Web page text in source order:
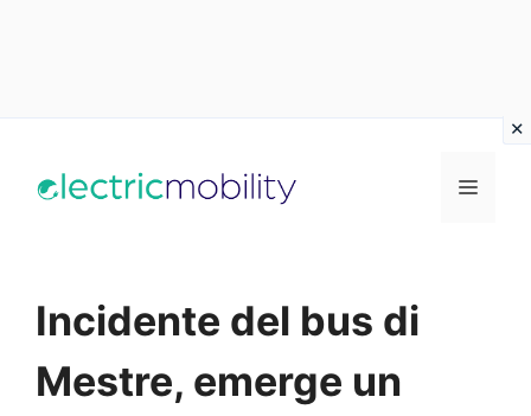
Menu
Incidente del bus di
Mestre, emerge un